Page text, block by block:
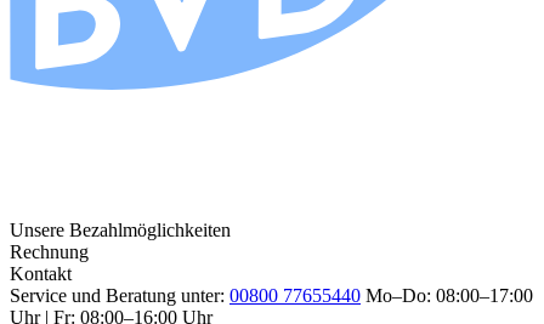
Unsere Bezahlmöglichkeiten
Rechnung
Kontakt
Service und Beratung unter: 00800 77655440 Mo–Do: 08:00–17:00
Uhr | Fr: 08:00–16:00 Uhr